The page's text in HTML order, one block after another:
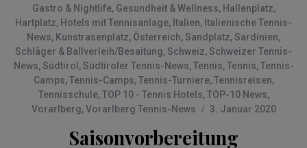
Gastro & Nightlife, Gesundheit & Wellness, Hallenplatz,
Hartplatz, Hotels mit Tennisanlage, Italien, Italienische Tennis-
News, Kunstrasenplatz, Österreich, Sandplatz, Sardinien,
Schläger & Ballverleih/Besaitung, Schweiz, Schweizer Tennis-
News, Südtirol , Südtiroler Tennis-News,Tennis,Tennis,Tennis-
Camps,Tennis-Camps,Tennis-Turniere,Tennisreisen,
Tennisschule,TOP 10 - Tennis Hotels,TOP-10 News,
Vorarlberg,Vorarlberg Tennis-News 3. Januar 2020
Saisonvorbereitung